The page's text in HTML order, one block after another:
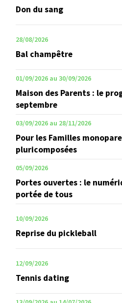
Paiement en ligne
Don du sang
28/08/2026
Bal champêtre
01/09/2026 au 30/09/2026
Maison des Parents : le
septembre
03/09/2026 au 28/11/2026
Pour les Familles
pluricomposées
05/09/2026
Portes ouvertes : le
portée de tous
10/09/2026
Reprise du pickleball
12/09/2026
Tennis dating